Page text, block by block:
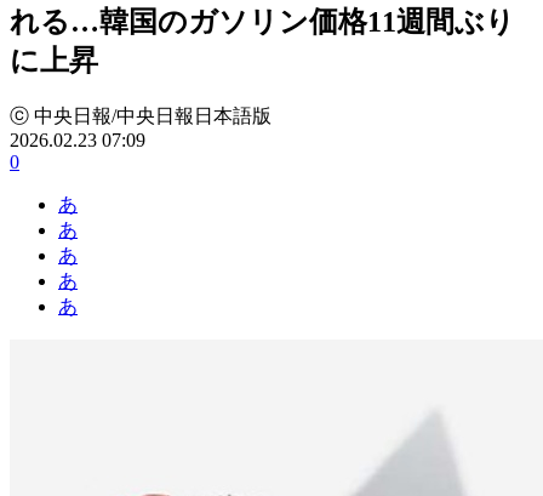
れる…韓国のガソリン価格11週間ぶり
に上昇
ⓒ 中央日報/中央日報日本語版
2026.02.23 07:09
0
あ
あ
あ
あ
あ